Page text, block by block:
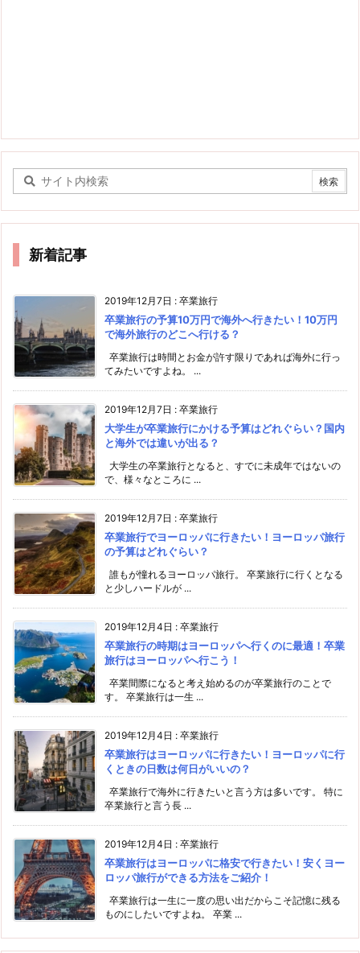
新着記事
2019年12月7日 : 卒業旅行
卒業旅行の予算10万円で海外へ行きたい！10万円
で海外旅行のどこへ行ける？
卒業旅行は時間とお金が許す限りであれば海外に行っ
てみたいですよね。 ...
2019年12月7日 : 卒業旅行
大学生が卒業旅行にかける予算はどれぐらい？国内
と海外では違いが出る？
大学生の卒業旅行となると、すでに未成年ではないの
で、様々なところに ...
2019年12月7日 : 卒業旅行
卒業旅行でヨーロッパに行きたい！ヨーロッパ旅行
の予算はどれぐらい？
誰もが憧れるヨーロッパ旅行。 卒業旅行に行くとなる
と少しハードルが ...
2019年12月4日 : 卒業旅行
卒業旅行の時期はヨーロッパへ行くのに最適！卒業
旅行はヨーロッパへ行こう！
卒業間際になると考え始めるのが卒業旅行のことで
す。 卒業旅行は一生 ...
2019年12月4日 : 卒業旅行
卒業旅行はヨーロッパに行きたい！ヨーロッパに行
くときの日数は何日がいいの？
卒業旅行で海外に行きたいと言う方は多いです。 特に
卒業旅行と言う長 ...
2019年12月4日 : 卒業旅行
卒業旅行はヨーロッパに格安で行きたい！安くヨー
ロッパ旅行ができる方法をご紹介！
卒業旅行は一生に一度の思い出だからこそ記憶に残る
ものにしたいですよね。 卒業 ...